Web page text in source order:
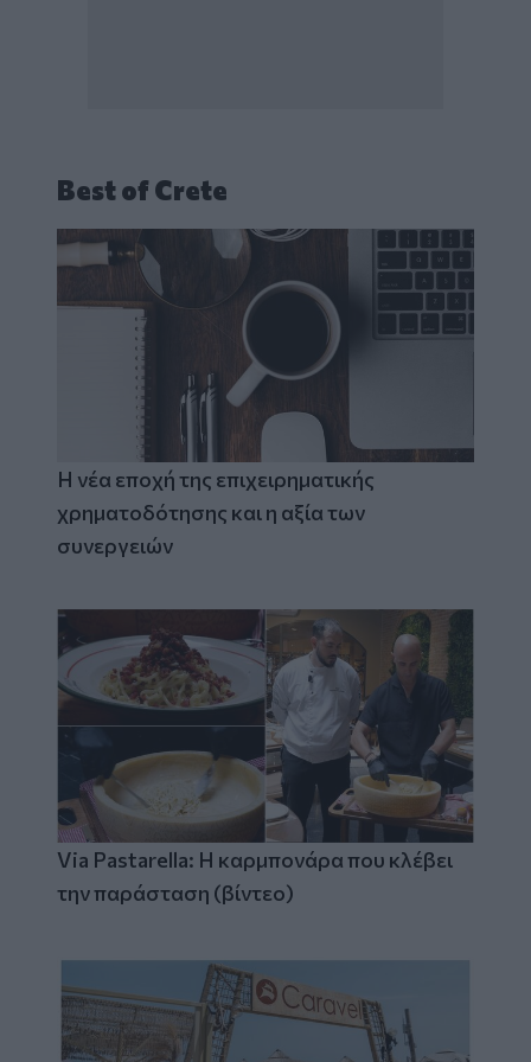
Best of Crete
Η νέα εποχή της επιχειρηματικής
χρηματοδότησης και η αξία των
συνεργειών
Via Pastarella: Η καρμπονάρα που κλέβει
την παράσταση (βίντεο)